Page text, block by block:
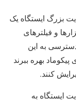
بزرگ ایستگاه یک
و فیلترهای
به این
بهره ببرند
کنند.
ایستگاه به